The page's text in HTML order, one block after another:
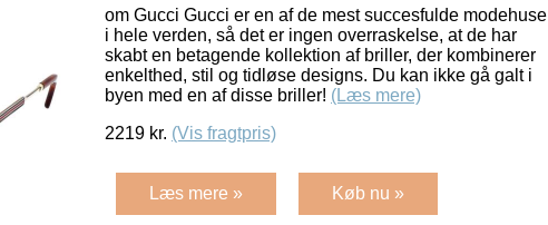
om Gucci Gucci er en af de mest succesfulde modehuse
i hele verden, så det er ingen overraskelse, at de har
skabt en betagende kollektion af briller, der kombinerer
enkelthed, stil og tidløse designs. Du kan ikke gå galt i
byen med en af disse briller! (Læs mere)
2219 kr. (Vis fragtpris)
Læs mere » Køb nu »